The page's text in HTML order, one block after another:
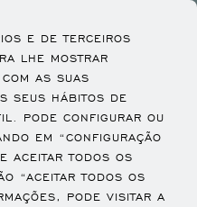
E DE TERCEIROS
LHE MOSTRAR
AS SUAS
SEUS HÁBITOS DE
PODE CONFIGURAR OU
EM “CONFIGURAÇÃO
ACEITAR TODOS OS
“ACEITAR TODOS OS
PODE VISITAR A